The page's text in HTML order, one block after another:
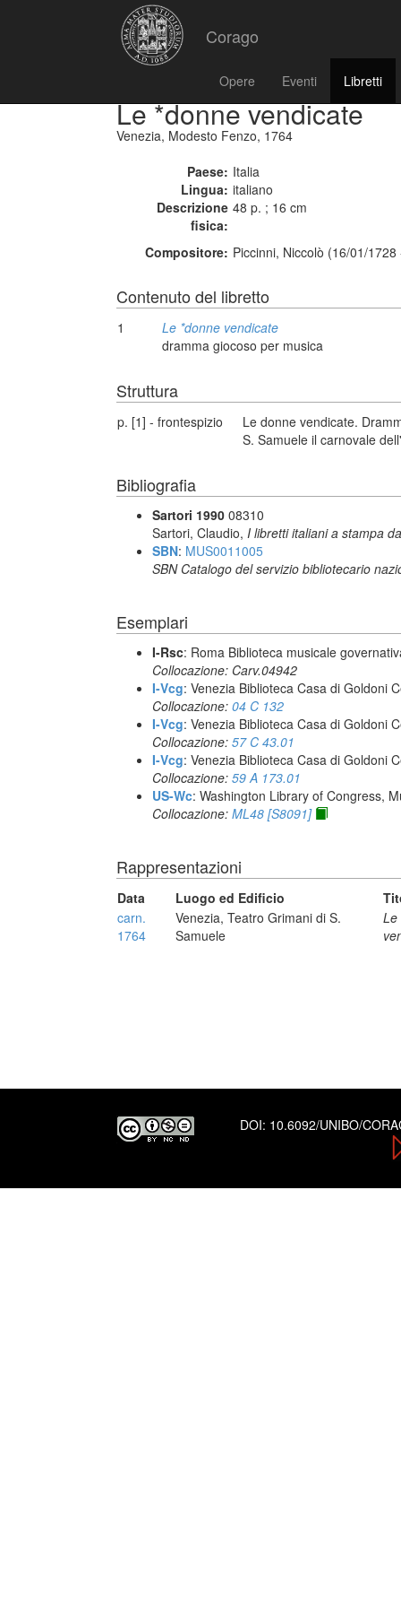
Corago
Opere Eventi Libretti
Le *donne vendicate
Venezia, Modesto Fenzo, 1764
Paese: Italia
Lingua: italiano
Descrizione
fisica:
48 p. ; 16 cm
Compositore: Piccinni, Niccolò (16/01/
Contenuto del libretto
1
Le *donne vendicate
dramma giocoso per musica
Struttura
p. [1] - frontespizio
Le donne vendicate.
S. Samuele il carnovale
Bibliografia
Sartori 1990 08310
Sartori, Claudio, I libretti italiani a stampa
SBN: MUS0011005
SBN Catalogo del servizio bibliotecario
Esemplari
I-Rsc: Roma Biblioteca musicale
Collocazione: Carv.04942
I-Vcg: Venezia Biblioteca Casa di Goldoni
Collocazione: 04 C 132
I-Vcg: Venezia Biblioteca Casa di Goldoni
Collocazione: 57 C 43.01
I-Vcg: Venezia Biblioteca Casa di Goldoni
Collocazione: 59 A 173.01
US-Wc: Washington Library of Congress,
Collocazione: ML48 [S8091]
Rappresentazioni
Data Luogo ed Edificio
carn.
1764
Venezia, Teatro Grimani di S.
Samuele
Le
DOI: 10.6092/UNIBO/